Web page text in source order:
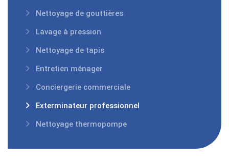
Nettoyage de gouttières
Lavage à pression
Nettoyage de tapis
Entretien ménager
Conciergerie commerciale
Exterminateur professionnel
Nettoyage thermopompe